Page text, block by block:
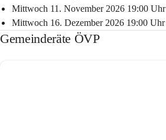
Mittwoch 11. November 2026 19:00 Uhr
Mittwoch 16. Dezember 2026 19:00 Uhr
Gemeinderäte ÖVP